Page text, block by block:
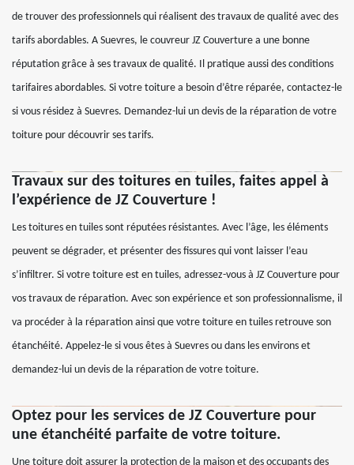
de trouver des professionnels qui réalisent des travaux de qualité avec des
tarifs abordables. A Suevres, le couvreur JZ Couverture a une bonne
réputation grâce à ses travaux de qualité. Il pratique aussi des conditions
tarifaires abordables. Si votre toiture a besoin d’être réparée, contactez-le
si vous résidez à Suevres. Demandez-lui un devis de la réparation de votre
toiture pour découvrir ses tarifs.
Travaux sur des toitures en tuiles, faites appel à
l’expérience de JZ Couverture !
Les toitures en tuiles sont réputées résistantes. Avec l’âge, les éléments
peuvent se dégrader, et présenter des fissures qui vont laisser l’eau
s’infiltrer. Si votre toiture est en tuiles, adressez-vous à JZ Couverture pour
vos travaux de réparation. Avec son expérience et son professionnalisme, il
va procéder à la réparation ainsi que votre toiture en tuiles retrouve son
étanchéité. Appelez-le si vous êtes à Suevres ou dans les environs et
demandez-lui un devis de la réparation de votre toiture.
Optez pour les services de JZ Couverture pour
une étanchéité parfaite de votre toiture.
Une toiture doit assurer la protection de la maison et des occupants des